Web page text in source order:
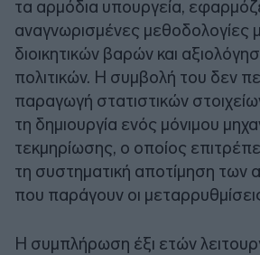
τα αρμόδια υπουργεία,
αναγνωρισμένες μεθοδολογίες
διοικητικών βαρών και
πολιτικών. Η συμβολή του δεν
παραγωγή στατιστικών
τη δημιουργία ενός μόνιμου
τεκμηρίωσης, ο οποίος
τη συστηματική αποτίμηση των
που παράγουν οι
Η συμπλήρωση έξι ετών